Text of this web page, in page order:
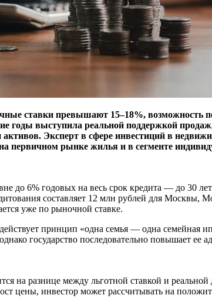
ставки превышают 15–18%, возможность
годы выступила реальной поддержкой
активов. Эксперт в сфере инвестиций в
первичном рынке жилья и в сегменте
до 6% годовых на весь срок кредита — до 30
составляет 12 млн рублей для Москвы,
уже по рыночной ставке.
принцип «одна семья — одна семейная
государство последовательно повышает ее
на разнице между льготной ставкой и
цены, инвестор может рассчитывать на